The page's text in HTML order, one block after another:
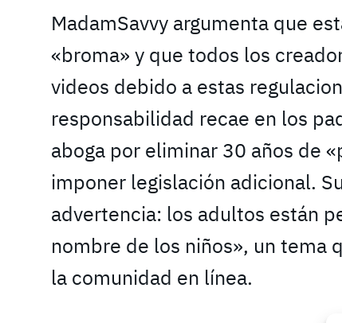
MadamSavvy argumenta que
«broma» y que todos los
videos debido a estas
responsabilidad recae en los
aboga por eliminar 30 años de
imponer legislación adicional.
advertencia: los adultos están
nombre de los niños», un tema
la comunidad en línea.